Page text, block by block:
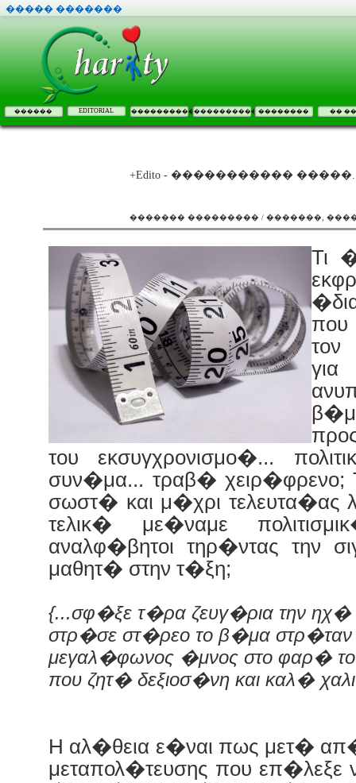
����� �������
������ EDITORIAL �������������������� �������� ��
+Edito - �����������
������� ��������� / �������,
Τι
τον
του εκσυγχρονισμο�...
συν�μα... τραβ� χειρ�φρενο;
σωστ� και μ�χρι
τελικ� με�ναμε
αναλφ�βητοι τηρ�ντας την
μαθητ� στην τ�ξη;
{...σφ�ξε τ�ρα ζευγ�ρια την ηχ�
στρ�σε στ�ρεο το β�μα
μεγαλ�φωνος �μνος στο φαρ�
που ζητ� δεξιοσ�νη και καλ�
Η αλ�θεια ε�ναι πως μετ�
μεταπολ�τευσης που